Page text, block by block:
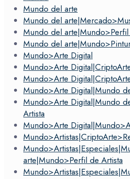
Mundo del arte
Mundo del
Mundo del arte|Mundo>Perfil
Mundo del
Mundo>Arte Digital
Mundo>Arte
Mundo>Arte
Mundo>Arte Digital|Mundo
Mundo>Arte Digital|Mundo
Artista
Mundo>Arte
arte|Mundo>Perfil de Artista